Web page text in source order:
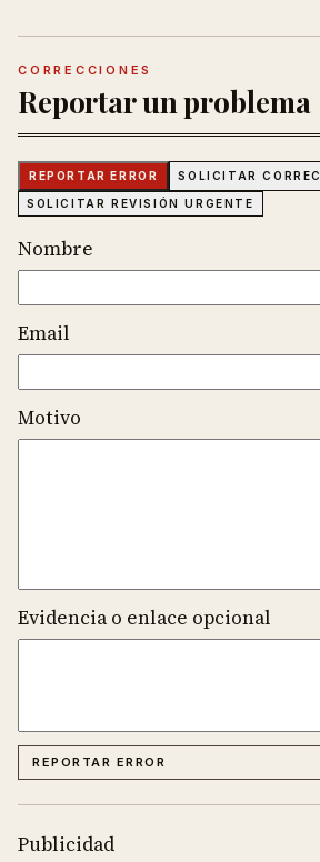
CORRECCIONES
Reportar un problema
REPORTAR ERROR SOLICITAR
SOLICITAR REVISIÓN URGENTE
Nombre
Email
Motivo
Evidencia o enlace opcional
REPORTAR ERROR
Publicidad